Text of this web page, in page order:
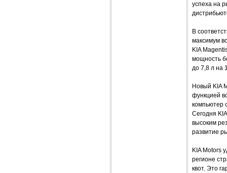
успеха на
В
максимум
KIA
мощность
до 7,8 л на
Новый KIA
функцией
компьютер
Сегодня
высоким
развитие
KIA Motors
регионе
квот. Это